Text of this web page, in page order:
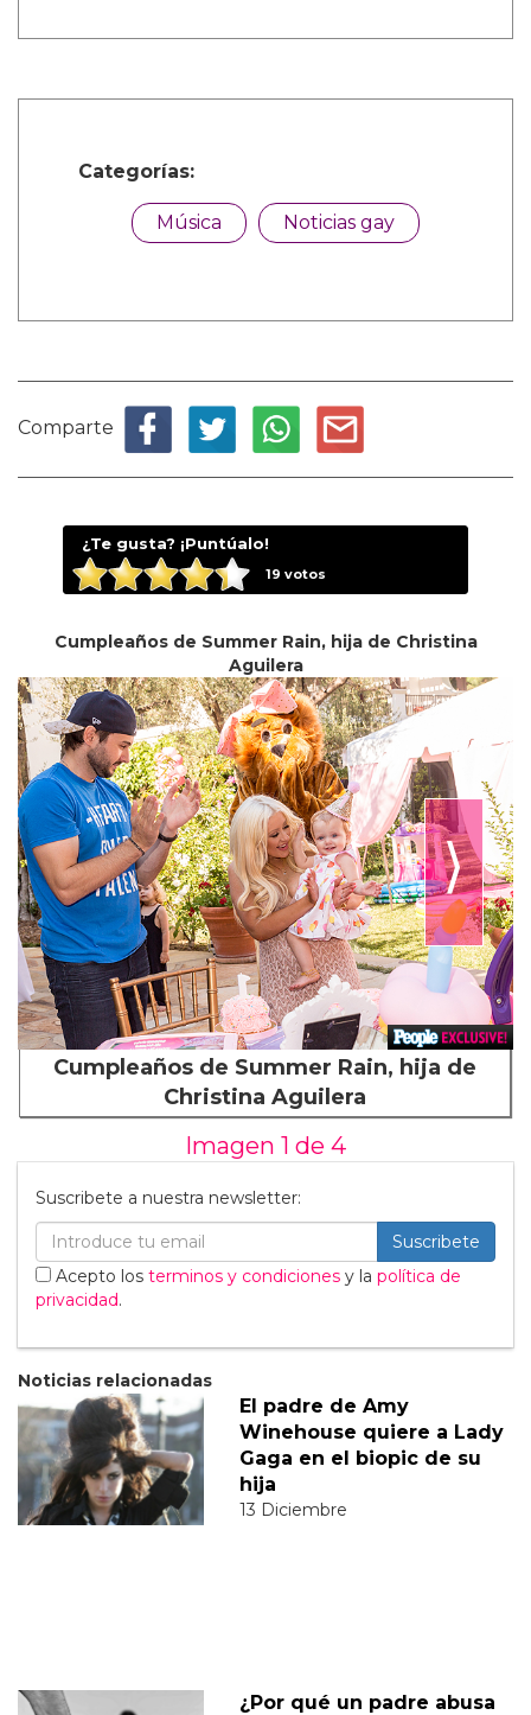
Categorías:
Música Noticias gay
Comparte
¿Te gusta? ¡Puntúalo!
19 votos
Cumpleaños de Summer Rain, hija de Christina
Aguilera
⟩
Cumpleaños de Summer Rain, hija de
Christina Aguilera
Imagen 1 de 4
Suscribete a nuestra newsletter:
Suscribete
Acepto los terminos y condiciones y la política de
privacidad.
Noticias relacionadas
El padre de Amy
Winehouse quiere a Lady
Gaga en el biopic de su
hija
13 Diciembre
¿Por qué un padre abusa